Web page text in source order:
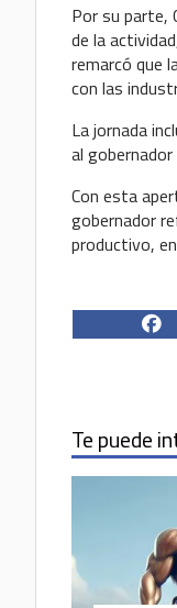
Por su parte,
de la
remarcó que
con las
La jornada
al
Con esta
gobernador
productivo,
Te puede